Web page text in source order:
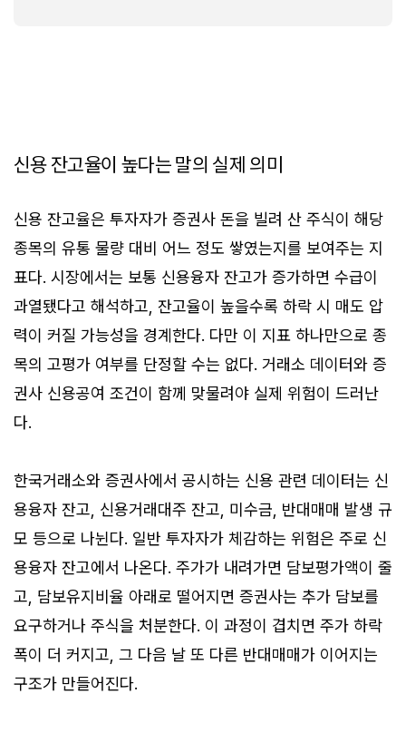
신용 잔고율이 높다는 말의 실제 의미
신용 잔고율은 투자자가 증권사 돈을 빌려 산 주식이 해당
종목의 유통 물량 대비 어느 정도 쌓였는지를 보여주는 지
표다. 시장에서는 보통 신용융자 잔고가 증가하면 수급이
과열됐다고 해석하고, 잔고율이 높을수록 하락 시 매도 압
력이 커질 가능성을 경계한다. 다만 이 지표 하나만으로 종
목의 고평가 여부를 단정할 수는 없다. 거래소 데이터와 증
권사 신용공여 조건이 함께 맞물려야 실제 위험이 드러난
다.
한국거래소와 증권사에서 공시하는 신용 관련 데이터는 신
용융자 잔고, 신용거래대주 잔고, 미수금, 반대매매 발생 규
모 등으로 나뉜다. 일반 투자자가 체감하는 위험은 주로 신
용융자 잔고에서 나온다. 주가가 내려가면 담보평가액이 줄
고, 담보유지비율 아래로 떨어지면 증권사는 추가 담보를
요구하거나 주식을 처분한다. 이 과정이 겹치면 주가 하락
폭이 더 커지고, 그 다음 날 또 다른 반대매매가 이어지는
구조가 만들어진다.